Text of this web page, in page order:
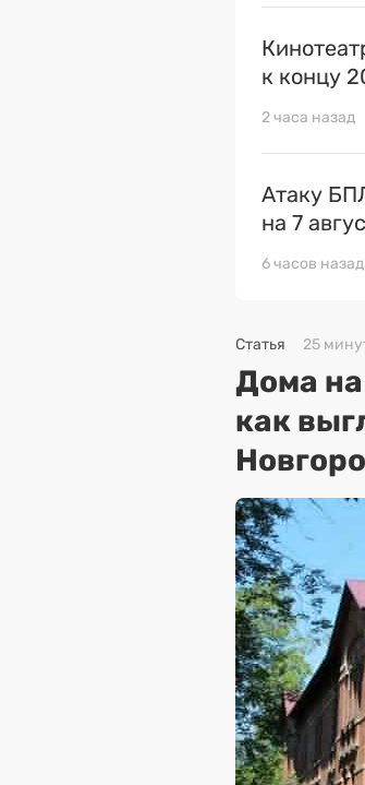
к концу
2 часа назад
Атаку
на 7
6 часов назад
Статья 25
Дома на
как